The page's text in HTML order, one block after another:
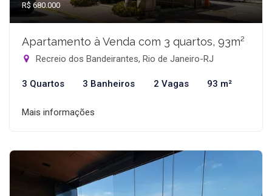
R$ 680.000
Apartamento à Venda com 3 quartos, 93m²
Recreio dos Bandeirantes, Rio de Janeiro-RJ
3 Quartos 3 Banheiros 2 Vagas 93 m²
Mais informações